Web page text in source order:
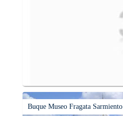
Buque Museo Fragata Sarmiento